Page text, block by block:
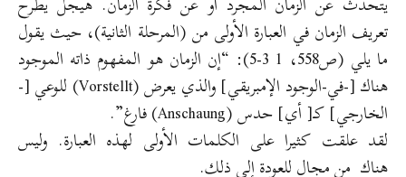
تعريف الزمان في العبارة الأولى من (المرحلة الثانية)، حيث يقول
ما يلي (ص558، 1 3-5): “إن الزمان هو المفهوم ذاته الموجود
هناك [-في-الوجود الإمبريقي] والذي يعرض (Vorstellt) للوعي [-
الخارجي] كـ[ أي] حدس (Anschaung) فارغ”.
لقد علقت كثيرا على الكلمات الأولى لهذه العبارة. وليس
هناك من مجال للعودة إلى ذلك.